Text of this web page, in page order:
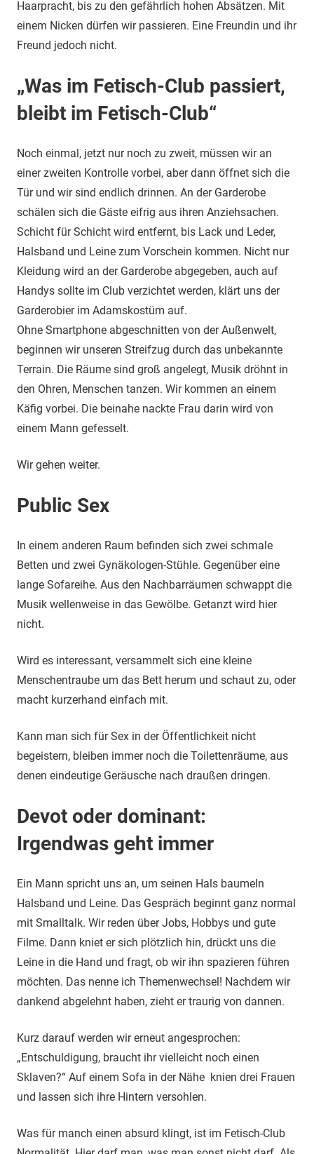
Haarpracht, bis zu den gefährlich hohen Absätzen. Mit
einem Nicken dürfen wir passieren. Eine Freundin und ihr
Freund jedoch nicht.
„Was im Fetisch-Club passiert,
bleibt im Fetisch-Club“
Noch einmal, jetzt nur noch zu zweit, müssen wir an
einer zweiten Kontrolle vorbei, aber dann öffnet sich die
Tür und wir sind endlich drinnen. An der Garderobe
schälen sich die Gäste eifrig aus ihren Anziehsachen.
Schicht für Schicht wird entfernt, bis Lack und Leder,
Halsband und Leine zum Vorschein kommen. Nicht nur
Kleidung wird an der Garderobe abgegeben, auch auf
Handys sollte im Club verzichtet werden, klärt uns der
Garderobier im Adamskostüm auf.
Ohne Smartphone abgeschnitten von der Außenwelt,
beginnen wir unseren Streifzug durch das unbekannte
Terrain. Die Räume sind groß angelegt, Musik dröhnt in
den Ohren, Menschen tanzen. Wir kommen an einem
Käfig vorbei. Die beinahe nackte Frau darin wird von
einem Mann gefesselt.
Wir gehen weiter.
Public Sex
In einem anderen Raum befinden sich zwei schmale
Betten und zwei Gynäkologen-Stühle. Gegenüber eine
lange Sofareihe. Aus den Nachbarräumen schwappt die
Musik wellenweise in das Gewölbe. Getanzt wird hier
nicht.
Wird es interessant, versammelt sich eine kleine
Menschentraube um das Bett herum und schaut zu, oder
macht kurzerhand einfach mit.
Kann man sich für Sex in der Öffentlichkeit nicht
begeistern, bleiben immer noch die Toilettenräume, aus
denen eindeutige Geräusche nach draußen dringen.
Devot oder dominant:
Irgendwas geht immer
Ein Mann spricht uns an, um seinen Hals baumeln
Halsband und Leine. Das Gespräch beginnt ganz normal
mit Smalltalk. Wir reden über Jobs, Hobbys und gute
Filme. Dann kniet er sich plötzlich hin, drückt uns die
Leine in die Hand und fragt, ob wir ihn spazieren führen
möchten. Das nenne ich Themenwechsel! Nachdem wir
dankend abgelehnt haben, zieht er traurig von dannen.
Kurz darauf werden wir erneut angesprochen:
„Entschuldigung, braucht ihr vielleicht noch einen
Sklaven?“ Auf einem Sofa in der Nähe knien drei Frauen
und lassen sich ihre Hintern versohlen.
Was für manch einen absurd klingt, ist im Fetisch-Club